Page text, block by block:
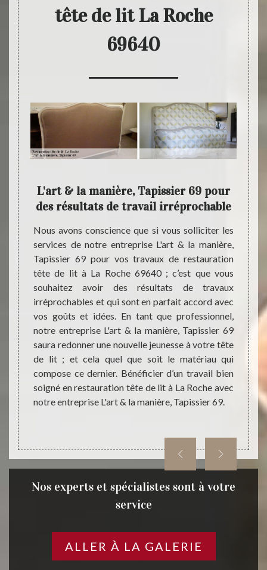
tête de lit La Roche
69640
lit
à
; la
de
69
vous
L'art & la manière, Tapissier 69 pour
des résultats de travail irréprochable
Nous avons conscience que si vous solliciter les
services de notre entreprise L'art & la manière,
Tapissier 69 pour vos travaux de restauration
tête de lit à La Roche 69640 ; c’est que vous
souhaitez avoir des résultats de travaux
irréprochables et qui sont en parfait accord avec
vos goûts et idées. En tant que professionnel,
notre entreprise L'art & la manière, Tapissier 69
saura redonner une nouvelle jeunesse à votre tête
de lit ; et cela quel que soit le matériau qui
compose ce dernier. Bénéficier d’un travail bien
soigné en restauration tête de lit à La Roche avec
notre entreprise L'art & la manière, Tapissier 69.
lit
cette
tête
un
Nos experts et spécialistes sont à votre
service
ALLER À LA GALERIE